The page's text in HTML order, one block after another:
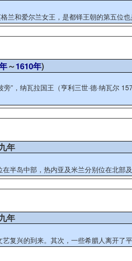
和爱尔兰女王，是都铎王朝的第五位
～1610年)
”，纳瓦拉国王（亨利三世·德·纳瓦尔
年
半岛中部，热内亚及米兰分别位在北部
年
复兴的到来。其次，一些希腊人离开了